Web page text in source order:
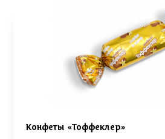
Конфеты «Тоффеклер»